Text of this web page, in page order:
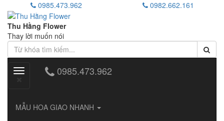
0985.473.962 0982.662.161
Thu Hằng Flower
Thay lời muốn nói
Toggle
0985.473.962
MẪU HOA GIAO NHANH